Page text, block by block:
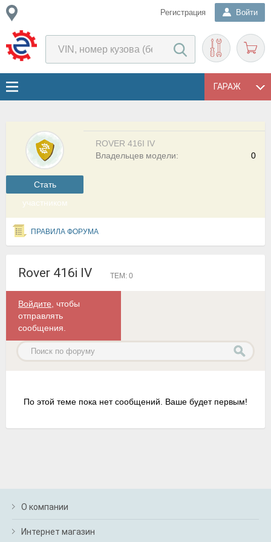
Регистрация Войти
ГАРАЖ
Cтать
участником
ROVER 416I IV
0
Владельцев модели:
ПРАВИЛА ФОРУМА
Rover 416i IV ТЕМ: 0
Войдите , чтобы
отправлять
сообщения.
По этой теме пока нет сообщений. Ваше будет первым!
О компании
Интернет магазин